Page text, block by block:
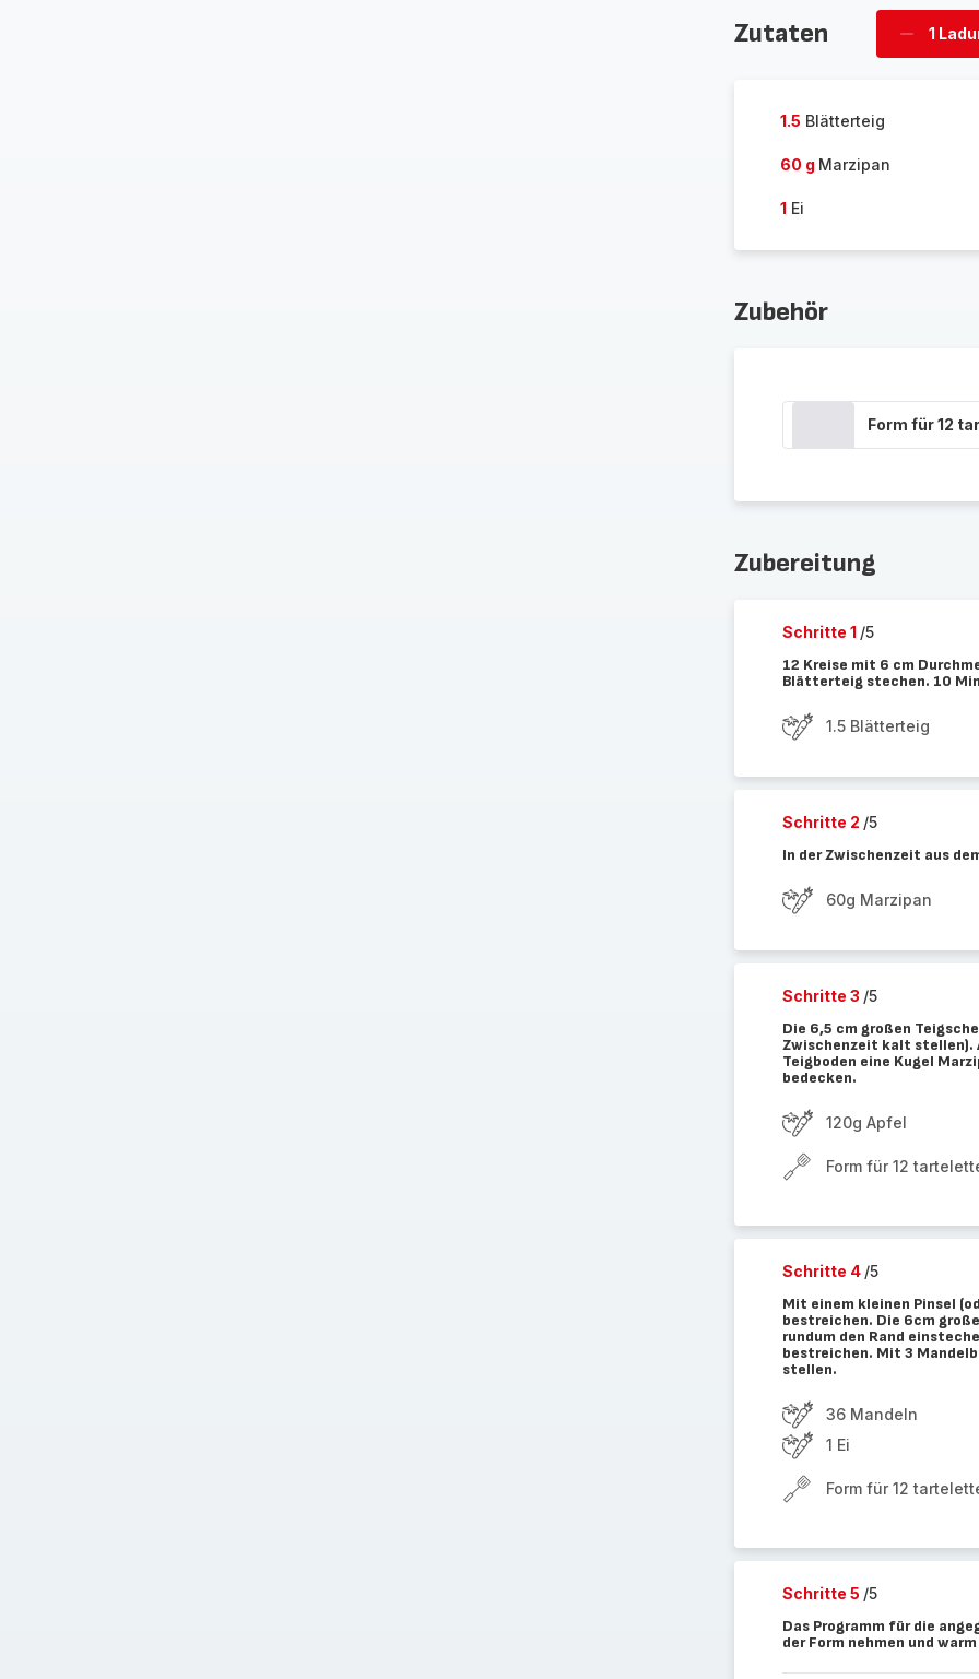
Zutaten
Ladung
1
1.5 Blätterteig
60 g Marzipan
1 Ei
Zubehör
Form für 12
Zubereitung
Schritte 1 /5
12 Kreise mit 6 cm
Blätterteig stechen. 10
1.5 Blätterteig
Schritte 2 /5
In der Zwischenzeit aus
60g Marzipan
Schritte 3 /5
Die 6,5 cm großen
Zwischenzeit kalt stellen).
Teigboden eine Kugel
bedecken.
120g Apfel
Form für 12
Schritte 4 /5
Mit einem kleinen Pinsel
bestreichen. Die 6cm
rundum den Rand
bestreichen. Mit 3
stellen.
36 Mandeln
1 Ei
Form für 12
Schritte 5 /5
Das Programm für die
der Form nehmen und